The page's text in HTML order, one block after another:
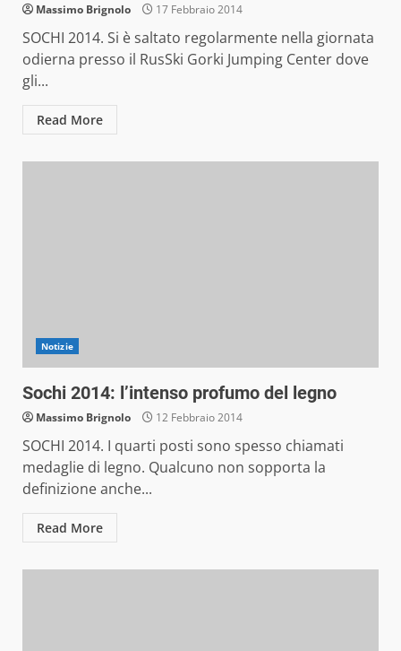
Massimo Brignolo 17 Febbraio 2014
SOCHI 2014. Si è saltato regolarmente nella giornata
odierna presso il RusSki Gorki Jumping Center dove
gli...
Read More
Notizie
Sochi 2014: l’intenso profumo del legno
Massimo Brignolo 12 Febbraio 2014
SOCHI 2014. I quarti posti sono spesso chiamati
medaglie di legno. Qualcuno non sopporta la
definizione anche...
Read More